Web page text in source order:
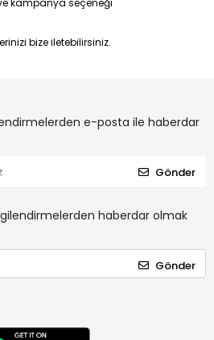
kampanya seçeneği
bize iletebilirsiniz.
e-posta ile haberdar
Gönder
haberdar olmak
Gönder